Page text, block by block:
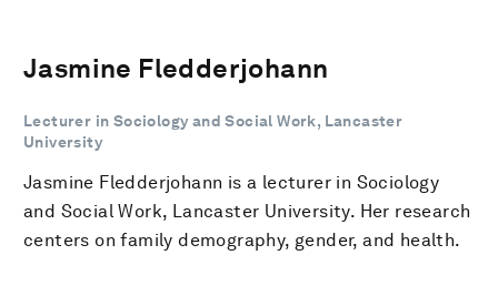
Jasmine Fledderjohann
Lecturer in Sociology and Social Work, Lancaster
University
Jasmine Fledderjohann is a lecturer in Sociology
and Social Work, Lancaster University. Her research
centers on family demography, gender, and health.